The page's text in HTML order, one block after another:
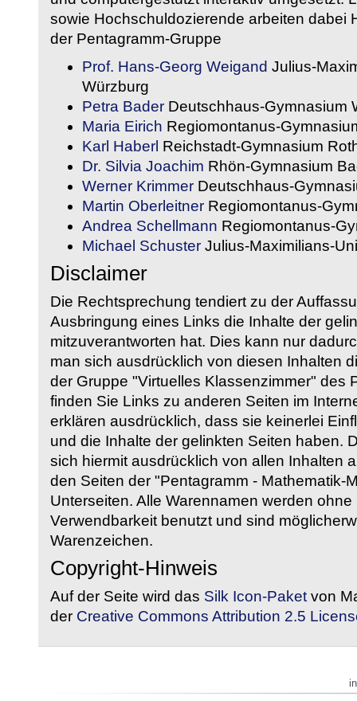
sowie Hochschuldozierende arbeiten dabei
der Pentagramm-Gruppe
Prof. Hans-Georg Weigand Julius-
Würzburg
Petra Bader Deutschhaus-Gymnasium
Maria Eirich Regiomontanus-
Karl Haberl Reichstadt-Gymnasium
Dr. Silvia Joachim Rhön-Gymnasium
Werner Krimmer Deutschhaus-
Martin Oberleitner Regiomontanus-
Andrea Schellmann Regiomontanus-
Michael Schuster Julius-Maximilians-
Disclaimer
Die Rechtsprechung tendiert zu der
Ausbringung eines Links die Inhalte der
mitzuverantworten hat. Dies kann nur
man sich ausdrücklich von diesen Inhalten
der Gruppe "Virtuelles Klassenzimmer" des
finden Sie Links zu anderen Seiten im
erklären ausdrücklich, dass sie keinerlei
und die Inhalte der gelinkten Seiten haben.
sich hiermit ausdrücklich von allen Inhalten
den Seiten der "Pentagramm - Mathematik-
Unterseiten. Alle Warennamen werden
Verwendbarkeit benutzt und sind
Warenzeichen.
Copyright-Hinweis
Auf der Seite wird das Silk Icon-Paket von
der Creative Commons Attribution 2.5